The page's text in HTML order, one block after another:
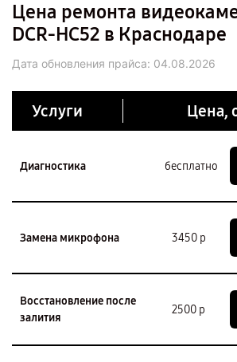
Цена ремонта
DCR-HC52 в Краснодаре
Дата обновления прайса: 04.08.2026
Услуги Цена,
Диагностика бесплатно
Замена микрофона 3450 р
Восстановление после
залития
2500 р